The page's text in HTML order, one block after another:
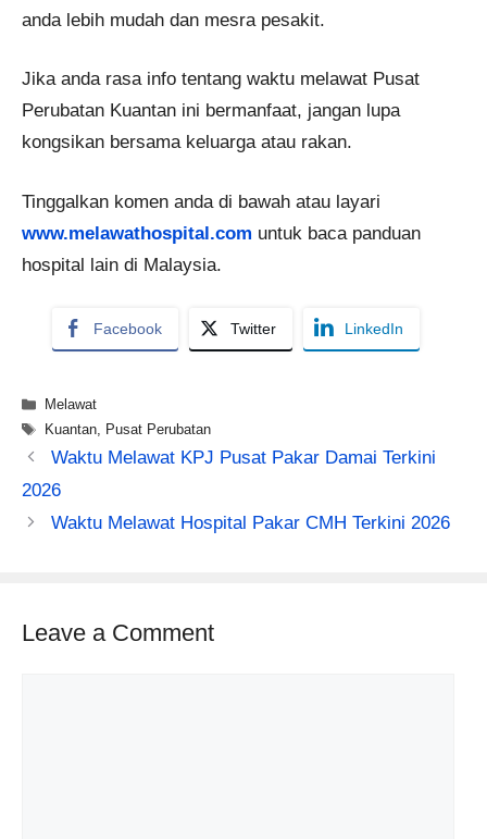
anda lebih mudah dan mesra pesakit.
Jika anda rasa info tentang waktu melawat Pusat
Perubatan Kuantan ini bermanfaat, jangan lupa
kongsikan bersama keluarga atau rakan.
Tinggalkan komen anda di bawah atau layari
www.melawathospital.com untuk baca panduan
hospital lain di Malaysia.
Facebook Twitter LinkedIn
Categories
Melawat
Tags
Kuantan, Pusat Perubatan
Waktu Melawat KPJ Pusat Pakar Damai Terkini
2026
Waktu Melawat Hospital Pakar CMH Terkini 2026
Leave a Comment